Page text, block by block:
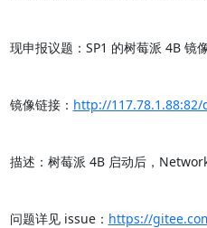
现申报议题：SP1 的树莓派 4B 镜
镜像链接： http://
描述：树莓派 4B 启动后，
问题详见 issue： https://